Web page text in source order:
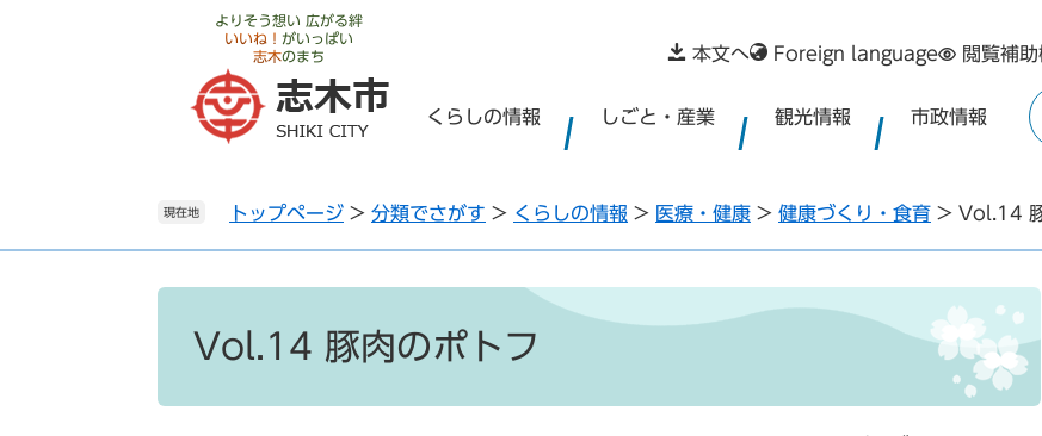
よりそう想い 広がる絆
いいね！ がいっぱい
志木のまち 本文へ Foreign language 閲覧補
くらしの情報 しごと・産業 観光情報 市政情報
現在地 トップページ > 分類でさがす > くらしの情報 > 医療・健康 > 健康づくり・食育 > Vol.14
Vol.14 豚肉のポトフ